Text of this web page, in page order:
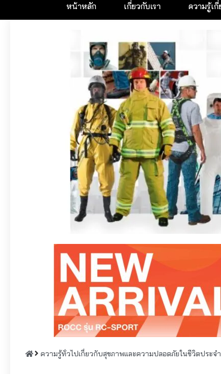
หน้าหลัก เกี่ยวกับเรา ความรู้เ
ความรู้ทั่วไปเกี่ยวกับสุขภาพและความปลอดภัยในชีวิตประจ